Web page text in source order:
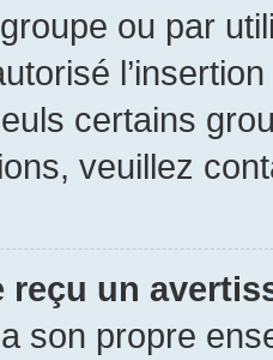
ou par
certains
veuillez
reçu un
son propre